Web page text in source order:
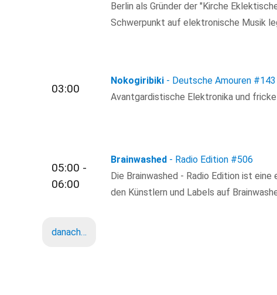
Berlin als Gründer der "Kirche
Schwerpunkt auf elektronische Musik
03:00
Nokogiribiki - Deutsche Amouren #143
Avantgardistische Elektronika und
05:00 -
06:00
Brainwashed - Radio Edition #506
Die Brainwashed - Radio Edition ist
den Künstlern und Labels auf
danach…